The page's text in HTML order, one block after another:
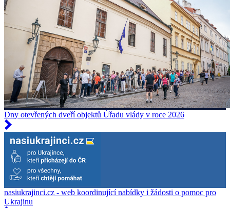
Dny otevřených dveří objektů Úřadu vlády v roce 2026
nasiukrajinci.cz - web koordinující nabídky i žádosti o pomoc pro
Ukrajinu